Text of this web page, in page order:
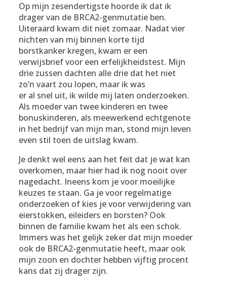
Op mijn zesendertigste hoorde ik dat ik
drager van de BRCA2-genmutatie ben.
Uiteraard kwam dit niet zomaar. Nadat vier
nichten van mij binnen korte tijd
borstkanker kregen, kwam er een
verwijsbrief voor een erfelijkheidstest. Mijn
drie zussen dachten alle drie dat het niet
zo’n vaart zou lopen, maar ik was
er al snel uit, ik wilde mij laten onderzoeken.
Als moeder van twee kinderen en twee
bonuskinderen, als meewerkend echtgenote
in het bedrijf van mijn man, stond mijn leven
even stil toen de uitslag kwam.
Je denkt wel eens aan het feit dat je wat kan
overkomen, maar hier had ik nog nooit over
nagedacht. Ineens kom je voor moeilijke
keuzes te staan. Ga je voor regelmatige
onderzoeken of kies je voor verwijdering van
eierstokken, eileiders en borsten? Ook
binnen de familie kwam het als een schok.
Immers was het gelijk zeker dat mijn moeder
ook de BRCA2-genmutatie heeft, maar ook
mijn zoon en dochter hebben vijftig procent
kans dat zij drager zijn.